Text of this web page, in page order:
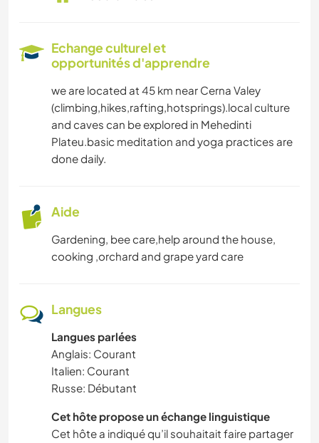
Echange culturel et
opportunités d'apprendre
we are located at 45 km near Cerna Valey
(climbing,hikes,rafting,hotsprings).local culture
and caves can be explored in Mehedinti
Plateu.basic meditation and yoga practices are
done daily.
Aide
Gardening, bee care,help around the house,
cooking ,orchard and grape yard care
Langues
Langues parlées
Anglais: Courant
Italien: Courant
Russe: Débutant
Cet hôte propose un échange linguistique
Cet hôte a indiqué qu’il souhaitait faire partager